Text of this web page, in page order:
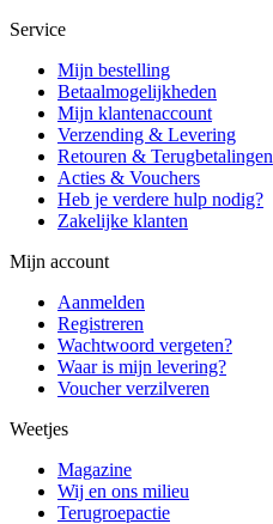
Service
Mijn bestelling
Betaalmogelijkheden
Mijn klantenaccount
Verzending & Levering
Retouren & Terugbetalingen
Acties & Vouchers
Heb je verdere hulp nodig?
Zakelijke klanten
Mijn account
Aanmelden
Registreren
Wachtwoord vergeten?
Waar is mijn levering?
Voucher verzilveren
Weetjes
Magazine
Wij en ons milieu
Terugroepactie